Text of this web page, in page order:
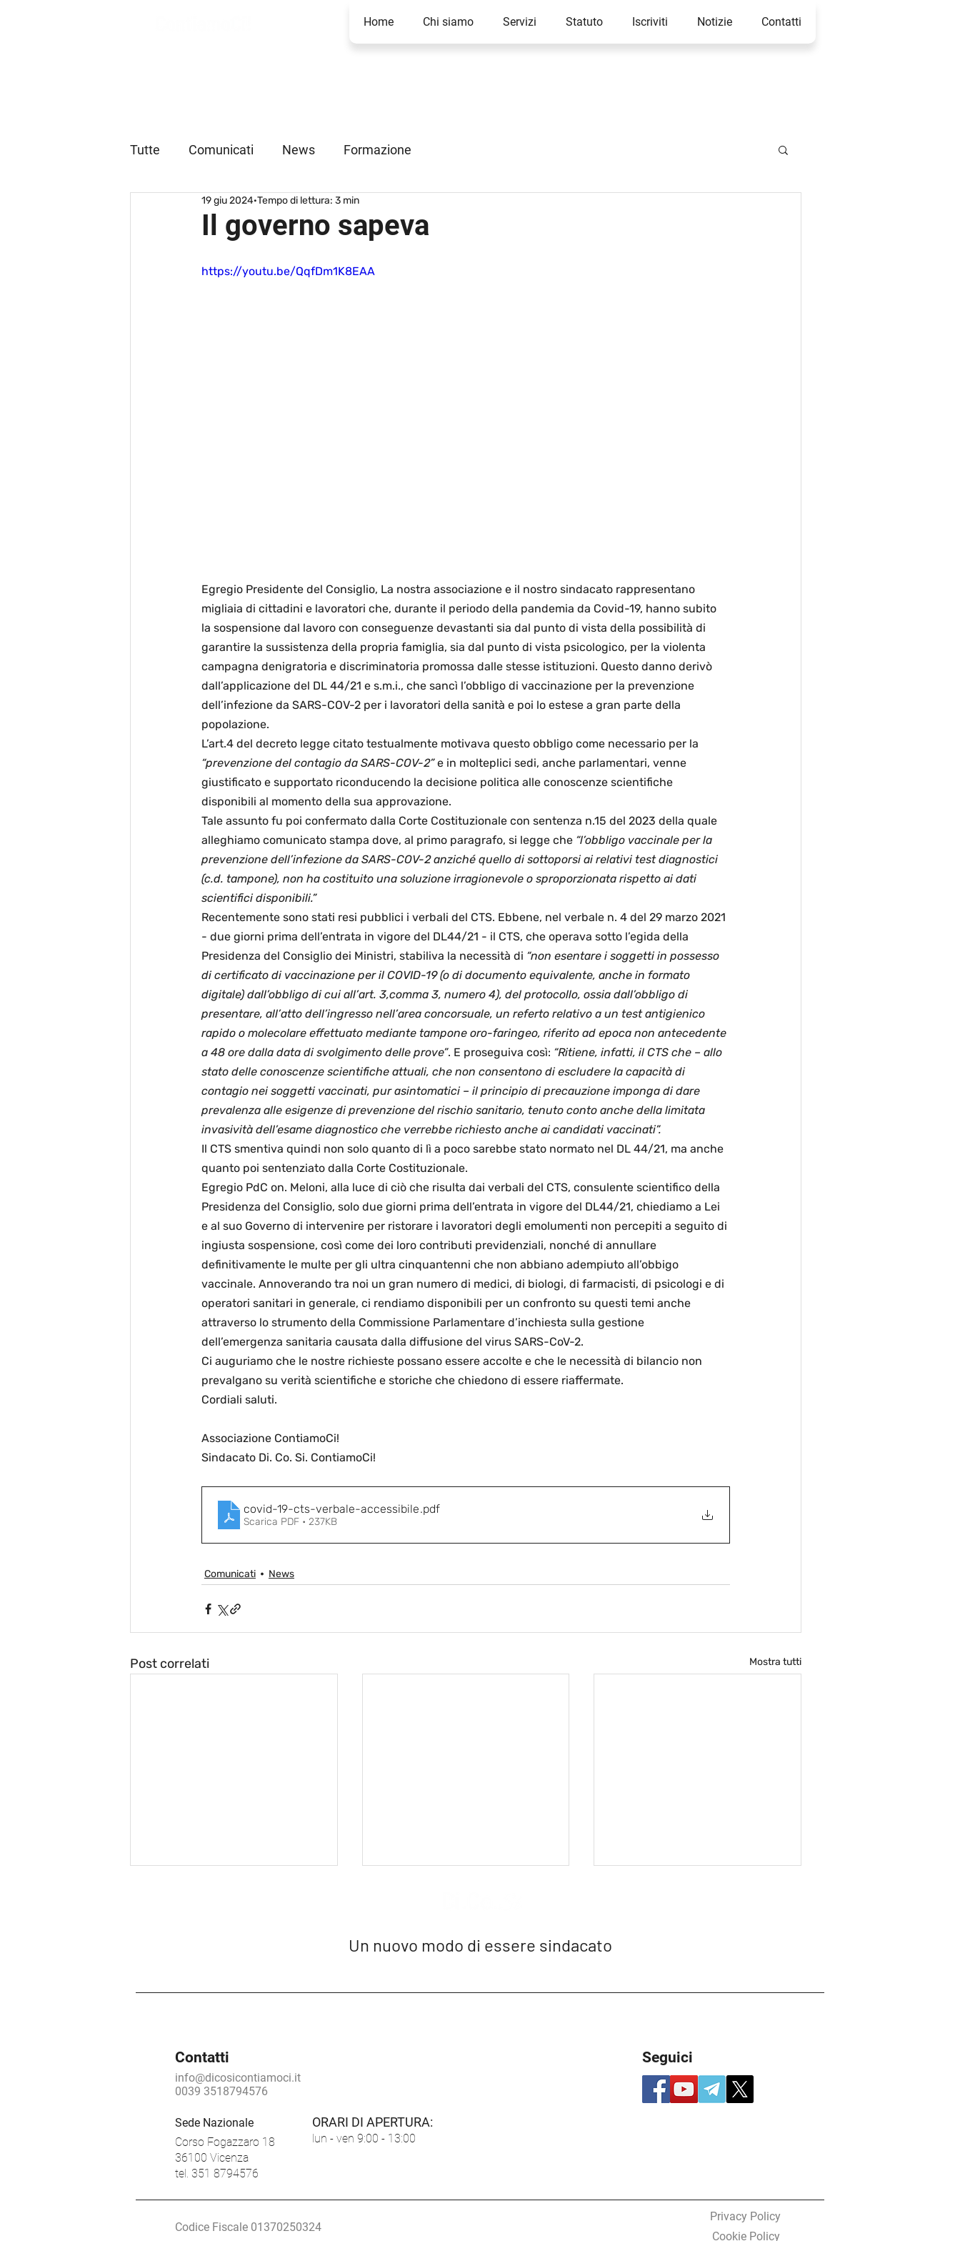
Home Chi siamo Servizi Statuto Iscriviti Notizie Contatti
Tutte Comunicati News Formazione
Il governo sapeva
19 giu 2024 Tempo di lettura: 3 min
https://youtu.be/QqfDm1K8EAA
Egregio Presidente del Consiglio, La nostra associazione e il nostro sindacato rappresentano
migliaia di cittadini e lavoratori che, durante il periodo della pandemia da Covid-19, hanno subito
la sospensione dal lavoro con conseguenze devastanti sia dal punto di vista della possibilità di
garantire la sussistenza della propria famiglia, sia dal punto di vista psicologico, per la violenta
campagna denigratoria e discriminatoria promossa dalle stesse istituzioni. Questo danno derivò
dall’applicazione del DL 44/21 e s.m.i., che sancì l’obbligo di vaccinazione per la prevenzione
dell’infezione da SARS-COV-2 per i lavoratori della sanità e poi lo estese a gran parte della
popolazione.
L’art.4 del decreto legge citato testualmente motivava questo obbligo come necessario per la
“prevenzione del contagio da SARS-COV-2” e in molteplici sedi, anche parlamentari, venne
giustificato e supportato riconducendo la decisione politica alle conoscenze scientifiche
disponibili al momento della sua approvazione.
Tale assunto fu poi confermato dalla Corte Costituzionale con sentenza n.15 del 2023 della quale
alleghiamo comunicato stampa dove, al primo paragrafo, si legge che “l’obbligo vaccinale per la
prevenzione dell’infezione da SARS-COV-2 anziché quello di sottoporsi ai relativi test diagnostici
(c.d. tampone), non ha costituito una soluzione irragionevole o sproporzionata rispetto ai dati
scientifici disponibili.”
Recentemente sono stati resi pubblici i verbali del CTS. Ebbene, nel verbale n. 4 del 29 marzo 2021
- due giorni prima dell’entrata in vigore del DL44/21 - il CTS, che operava sotto l’egida della
Presidenza del Consiglio dei Ministri, stabiliva la necessità di “non esentare i soggetti in possesso
di certificato di vaccinazione per il COVID-19 (o di documento equivalente, anche in formato
digitale) dall’obbligo di cui all’art. 3,comma 3, numero 4), del protocollo, ossia dall’obbligo di
presentare, all’atto dell’ingresso nell’area concorsuale, un referto relativo a un test antigienico
rapido o molecolare effettuato mediante tampone oro-faringeo, riferito ad epoca non antecedente
a 48 ore dalla data di svolgimento delle prove”. E proseguiva così: “Ritiene, infatti, il CTS che – allo
stato delle conoscenze scientifiche attuali, che non consentono di escludere la capacità di
contagio nei soggetti vaccinati, pur asintomatici – il principio di precauzione imponga di dare
prevalenza alle esigenze di prevenzione del rischio sanitario, tenuto conto anche della limitata
invasività dell’esame diagnostico che verrebbe richiesto anche ai candidati vaccinati”.
Il CTS smentiva quindi non solo quanto di lì a poco sarebbe stato normato nel DL 44/21, ma anche
quanto poi sentenziato dalla Corte Costituzionale.
Egregio PdC on. Meloni, alla luce di ciò che risulta dai verbali del CTS, consulente scientifico della
Presidenza del Consiglio, solo due giorni prima dell’entrata in vigore del DL44/21, chiediamo a Lei
e al suo Governo di intervenire per ristorare i lavoratori degli emolumenti non percepiti a seguito di
ingiusta sospensione, così come dei loro contributi previdenziali, nonché di annullare
definitivamente le multe per gli ultra cinquantenni che non abbiano adempiuto all’obbigo
vaccinale. Annoverando tra noi un gran numero di medici, di biologi, di farmacisti, di psicologi e di
operatori sanitari in generale, ci rendiamo disponibili per un confronto su questi temi anche
attraverso lo strumento della Commissione Parlamentare d’inchiesta sulla gestione
dell’emergenza sanitaria causata dalla diffusione del virus SARS-CoV-2.
Ci auguriamo che le nostre richieste possano essere accolte e che le necessità di bilancio non
prevalgano su verità scientifiche e storiche che chiedono di essere riaffermate.
Cordiali saluti.
Associazione ContiamoCi!
Sindacato Di. Co. Si. ContiamoCi!
covid-19-cts-verbale-accessibile.pdf
Scarica PDF • 237KB
Comunicati News
Post correlati Mostra tutti
Il paradosso del farmacista
Contatti
info@dicosicontiamoci.it
0039 3518794576
Sede Nazionale
Corso Fogazzaro 18
36100 Vicenza
tel. 351 8794576
ORARI DI APERTURA:
lun - ven 9:00 - 13:00
Codice Fiscale 01370250324
Seguici
Privacy Policy
Cookie Policy
Un nuovo modo di essere sindacato